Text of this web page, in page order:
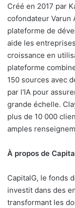
Créé en 2017 par
cofondateur Varun
plateforme de
aide les
croissance en
plateforme
150 sources avec
par l'IA pour
grande échelle.
plus de 10 000
amples
À propos de
CapitalG, le fonds
investit dans des
transformant les